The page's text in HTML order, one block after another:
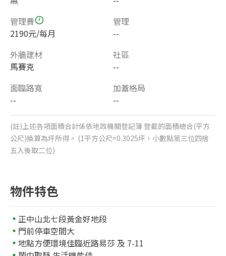
管理費
2190元/每月
管理
--
外牆建材
馬賽克
社區
--
面臨路寬
--
加蓋格局
--
(註)上述各項面積合計係依地政機關登記簿 登載的面積總合(平方
公尺)換算為坪所得。 (1平方公尺=0.3025坪，小數點第三位四捨
五入後取二位)
物件特色
正中山北七段黃金好地段
門前停車空間大
地點方便環境佳臨近路易莎 及 7-11